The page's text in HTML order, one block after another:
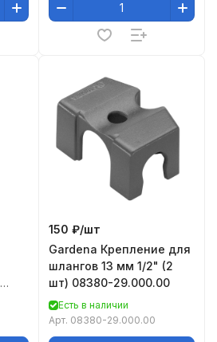
150 ₽/шт
Gardena Крепление для
шлангов 13 мм 1/2" (2
шт) 08380-29.000.00
Есть в наличии
Арт. 08380-29.000.00